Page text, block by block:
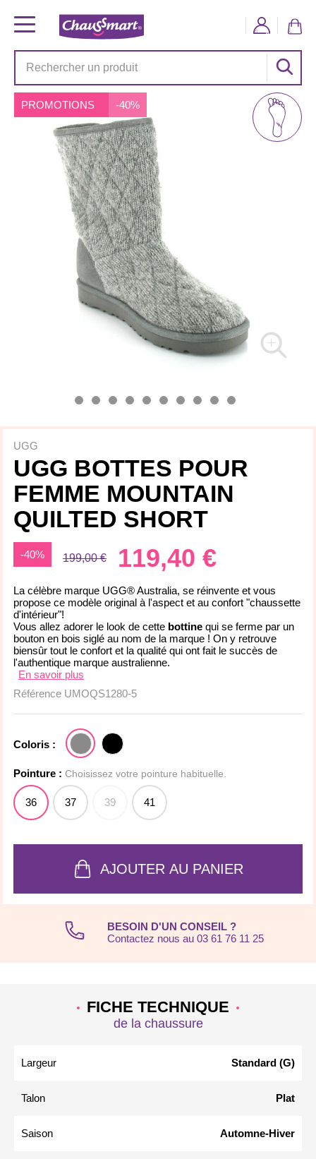
PROMOTIONS -40%
UGG
UGG BOTTES POUR
FEMME MOUNTAIN
QUILTED SHORT
-40% 199,00 € 119,40 €
La célèbre marque UGG® Australia, se réinvente et vous
propose ce modèle original à l'aspect et au confort "chaussette
d'intérieur"!
Vous allez adorer le look de cette bottine qui se ferme par un
bouton en bois siglé au nom de la marque ! On y retrouve
biensûr tout le confort et la qualité qui ont fait le succès de
l'authentique marque australienne.
En savoir plus
Référence UMOQS1280-5
Coloris :
Pointure : Choisissez votre pointure habituelle.
36 37 39 41
AJOUTER AU PANIER
BESOIN D'UN CONSEIL ?
Contactez nous au 03 61 76 11 25
FICHE TECHNIQUE
de la chaussure
Largeur Standard (G)
Talon Plat
Saison Automne-Hiver